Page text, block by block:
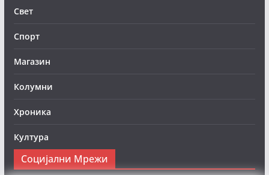
Свет
Спорт
Магазин
Колумни
Хроника
Култура
Социјални Мрежи